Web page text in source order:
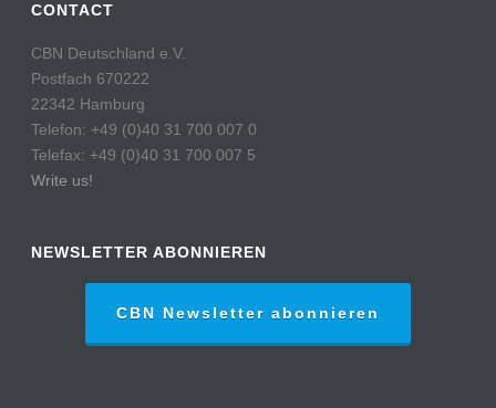
CONTACT
CBN Deutschland e.V.
Postfach 670222
22342 Hamburg
Telefon: +49 (0)40 31 700 007 0
Telefax: +49 (0)40 31 700 007 5
Write us!
NEWSLETTER ABONNIEREN
CBN Newsletter abonnieren